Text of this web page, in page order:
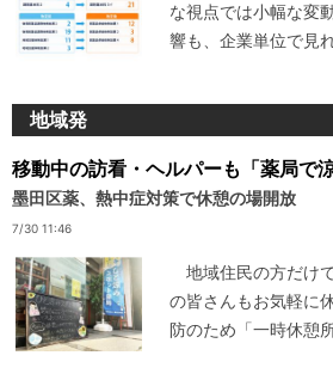
な視点では小幅な変
響も、企業単位で見
地域発
移動中の訪看・ヘルパーも「薬局で
墨田区薬、熱中症対策で休憩の場開放
7/30 11:46
地域住民の方だけ
の皆さんもお気軽
防のため「一時休憩